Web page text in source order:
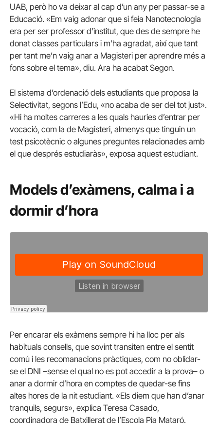
UAB, però ho va deixar al cap d’un any per passar-se a
Educació. «Em vaig adonar que si feia Nanotecnologia
era per ser professor d’institut, que des de sempre he
donat classes particulars i m’ha agradat, així que tant
per tant me’n vaig anar a Magisteri per aprendre més a
fons sobre el tema», diu. Ara ha acabat Segon.
El sistema d’ordenació dels estudiants que proposa la
Selectivitat, segons l’Edu, «no acaba de ser del tot just».
«Hi ha moltes carreres a les quals hauries d’entrar per
vocació, com la de Magisteri, almenys que tinguin un
test psicotècnic o algunes preguntes relacionades amb
el que després estudiaràs», exposa aquest estudiant.
Models d’exàmens, calma i a
dormir d’hora
Per encarar els exàmens sempre hi ha lloc per als
habituals consells, que sovint transiten entre el sentit
comú i les recomanacions pràctiques, com no oblidar-
se el DNI –sense el qual no es pot accedir a la prova– o
anar a dormir d’hora en comptes de quedar-se fins
altes hores de la nit estudiant. «Els diem que han d’anar
tranquils, segurs», explica Teresa Casado,
coordinadora de Batxillerat de l’Escola Pia Mataró.